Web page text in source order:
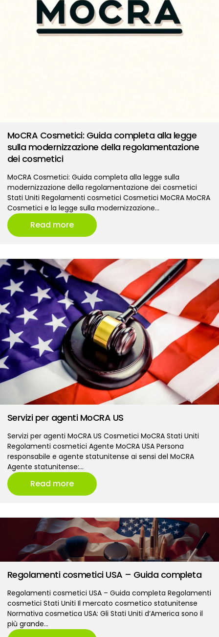
MoCRA Cosmetici: Guida completa alla legge
sulla modernizzazione della regolamentazione
dei cosmetici
MoCRA Cosmetici: Guida completa alla legge sulla
modernizzazione della regolamentazione dei cosmetici
Stati Uniti Regolamenti cosmetici Cosmetici MoCRA MoCRA
Cosmetici e la legge sulla modernizzazione…
Read more
Servizi per agenti MoCRA US
Servizi per agenti MoCRA US Cosmetici MoCRA Stati Uniti
Regolamenti cosmetici Agente MoCRA USA Persona
responsabile e agente statunitense ai sensi del MoCRA
Agente statunitense:…
Read more
Regolamenti cosmetici USA – Guida completa
Regolamenti cosmetici USA – Guida completa Regolamenti
cosmetici Stati Uniti Il mercato cosmetico statunitense
Normativa cosmetica USA: Gli Stati Uniti d’America sono il
più grande…